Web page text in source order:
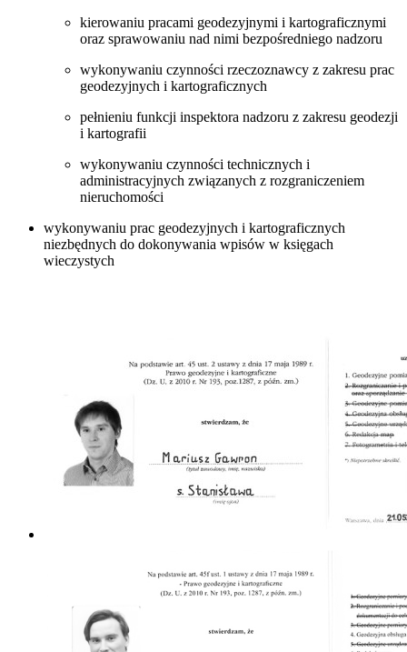
kierowaniu pracami geodezyjnymi i kartograficznymi
oraz sprawowaniu nad nimi bezpośredniego nadzoru
wykonywaniu czynności rzeczoznawcy z zakresu prac
geodezyjnych i kartograficznych
pełnieniu funkcji inspektora nadzoru z zakresu geodezji
i kartografii
wykonywaniu czynności technicznych i
administracyjnych związanych z rozgraniczeniem
nieruchomości
wykonywaniu prac geodezyjnych i kartograficznych
niezbędnych do dokonywania wpisów w księgach
wieczystych